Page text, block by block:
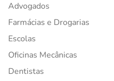
Advogados
Farmácias e Drogarias
Escolas
Oficinas Mecânicas
Dentistas